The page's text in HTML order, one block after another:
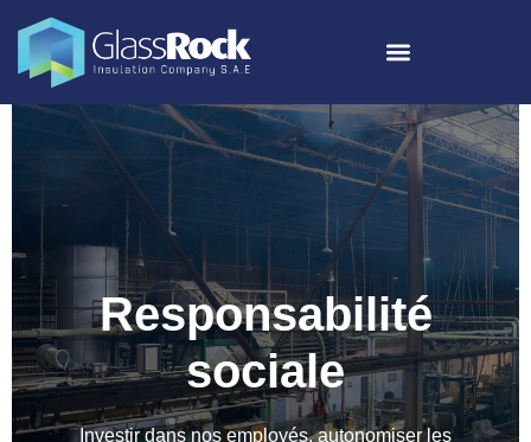
Responsabilité
sociale
Investir dans nos employés, autonomiser les